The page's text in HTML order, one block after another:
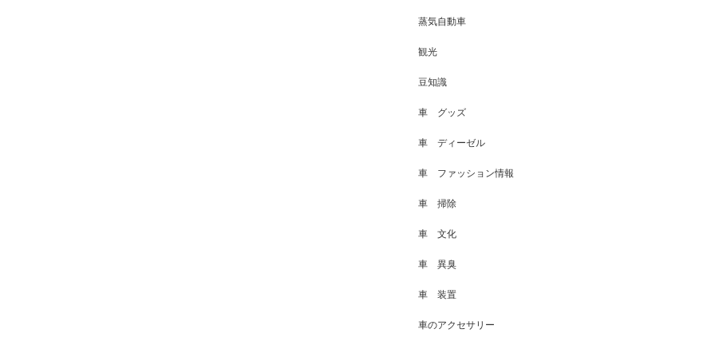
蒸気自動車
観光
豆知識
車 グッズ
車 ディーゼル
車 ファッション情報
車 掃除
車 文化
車 異臭
車 装置
車のアクセサリー